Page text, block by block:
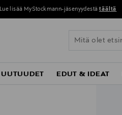
Lue lisää MyStockmann-jäsenyydestä täältä
UUTUUDET EDUT & IDEAT